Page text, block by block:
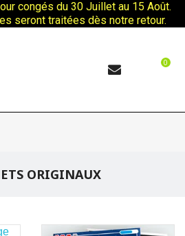
congés du 30 Juillet au 15 Août.
seront traitées dès notre retour.
0
ORIGINAUX